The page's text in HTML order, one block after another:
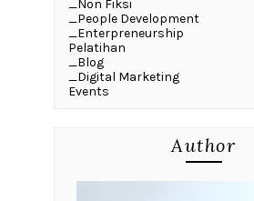
_Non Fiksi
_People Development
_Enterpreneurship
Pelatihan
_Blog
_Digital Marketing
Events
Author